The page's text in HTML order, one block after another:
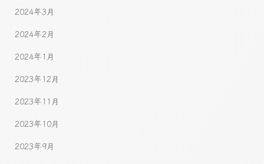
2024年3月
2024年2月
2024年1月
2023年12月
2023年11月
2023年10月
2023年9月